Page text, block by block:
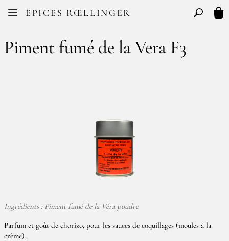
ÉPICES RŒLLINGER
FR EN Basculer
Piment fumé de la Vera F3
Ingrédients : Piment fumé de la Véra poudre
Parfum et goût de chorizo, pour les sauces de coquillages (moules à la
crème).